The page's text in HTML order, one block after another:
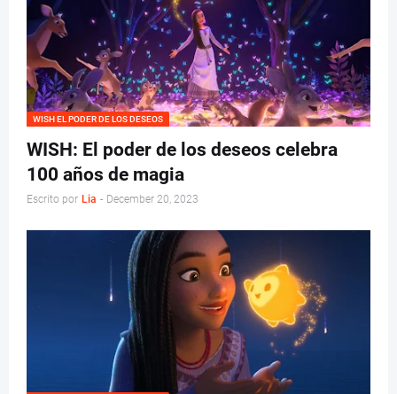
WISH EL PODER DE LOS DESEOS
WISH: El poder de los deseos celebra
100 años de magia
Escrito por Lia - December 20, 2023